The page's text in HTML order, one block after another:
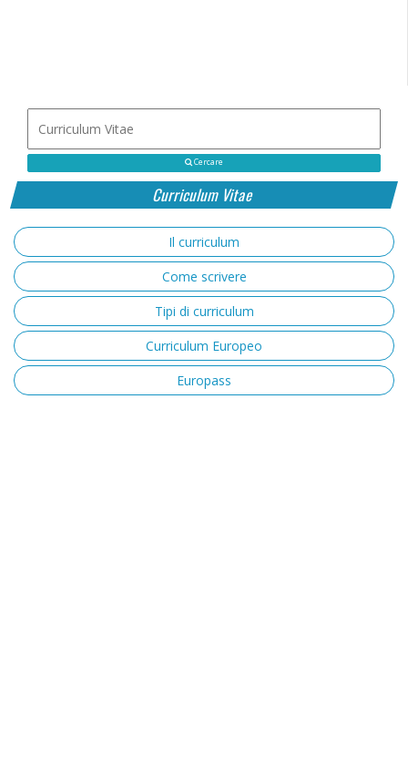
Cercare
Curriculum Vitae
Il curriculum
Come scrivere
Tipi di curriculum
Curriculum Europeo
Europass